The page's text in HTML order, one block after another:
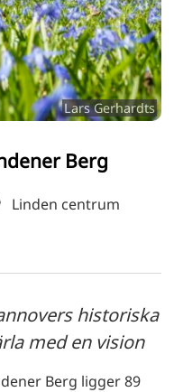
TR
RU
FI
ZH
UK
Lars Gerhardts
Berg
Linden centrum
historiska
med en vision
Berg ligger 89